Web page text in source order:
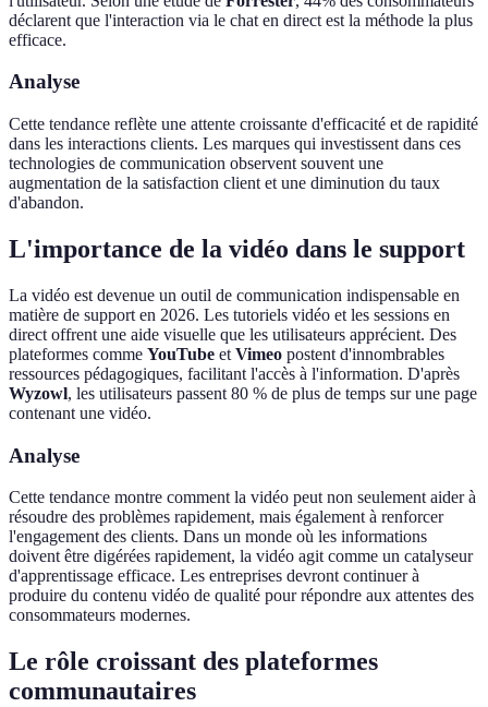
déclarent que l'interaction via le chat en direct est la méthode la plus
efficace.
Analyse
Cette tendance reflète une attente croissante d'efficacité et de rapidité
dans les interactions clients. Les marques qui investissent dans ces
technologies de communication observent souvent une
augmentation de la satisfaction client et une diminution du taux
d'abandon.
L'importance de la vidéo dans le support
La vidéo est devenue un outil de communication indispensable en
matière de support en 2026. Les tutoriels vidéo et les sessions en
direct offrent une aide visuelle que les utilisateurs apprécient. Des
plateformes comme YouTube et Vimeo postent d'innombrables
ressources pédagogiques, facilitant l'accès à l'information. D'après
Wyzowl, les utilisateurs passent 80 % de plus de temps sur une page
contenant une vidéo.
Analyse
Cette tendance montre comment la vidéo peut non seulement aider à
résoudre des problèmes rapidement, mais également à renforcer
l'engagement des clients. Dans un monde où les informations
doivent être digérées rapidement, la vidéo agit comme un catalyseur
d'apprentissage efficace. Les entreprises devront continuer à
produire du contenu vidéo de qualité pour répondre aux attentes des
consommateurs modernes.
Le rôle croissant des plateformes
communautaires